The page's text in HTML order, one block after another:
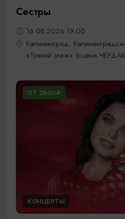
Сестры
16.08.2026 19.00
Калининград,
«Третий этаж» (сцена
ОТ 2500₽
КОНЦЕРТЫ